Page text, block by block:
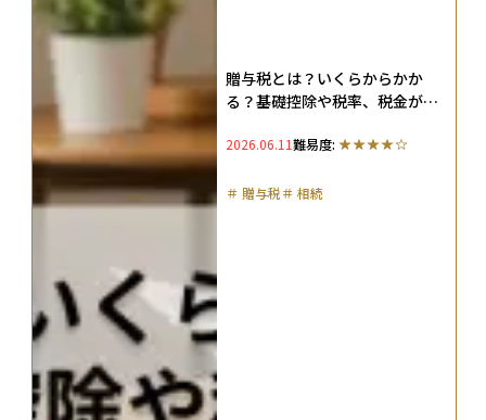
贈与税とは？いくらからかか
る？基礎控除や税率、税金がか
版）
2026.06.11難易度:
＃ 贈与税＃ 相続